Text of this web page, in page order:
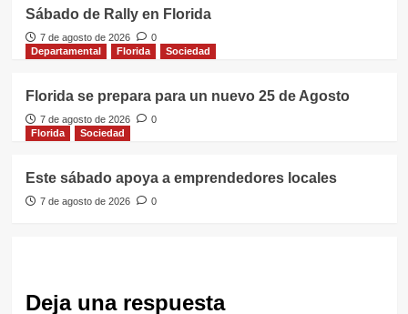
Sábado de Rally en Florida
7 de agosto de 2026
0
Departamental
Florida Sociedad
Florida se prepara para un nuevo 25 de Agosto
7 de agosto de 2026
0
Florida
Sociedad
Este sábado apoya a emprendedores locales
7 de agosto de 2026 0
Deja una respuesta